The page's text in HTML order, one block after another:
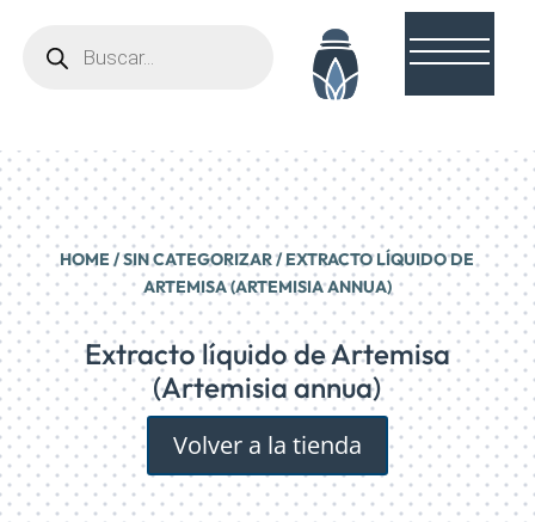
productos
HOME /SIN CATEGORIZAR/ EXTRACTO LÍQUIDO DE
ARTEMISA (ARTEMISIA ANNUA)
Extracto líquido de Artemisa
(Artemisia annua)
Volver a la tienda